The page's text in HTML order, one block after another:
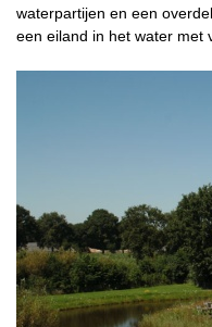
waterpartijen en een
een eiland in het water met